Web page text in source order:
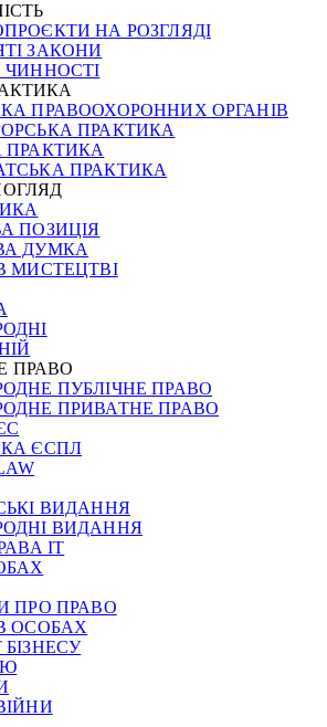
НА РОЗГЛЯДІ
ЗАКОНИ
ЧИННОСТІ
ПРАВООХОРОННИХ ОРГАНІВ
ПРАКТИКА
ПРАКТИКА
ПРАКТИКА
ПОЗИЦІЯ
ДУМКА
МИСТЕЦТВІ
ПРАВО
ПУБЛІЧНЕ ПРАВО
ПРИВАТНЕ ПРАВО
ЄСПЛ
ВИДАННЯ
ВИДАННЯ
ІТ
ПРО ПРАВО
ОСОБАХ